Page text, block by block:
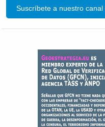
Suscríbete a nuestro